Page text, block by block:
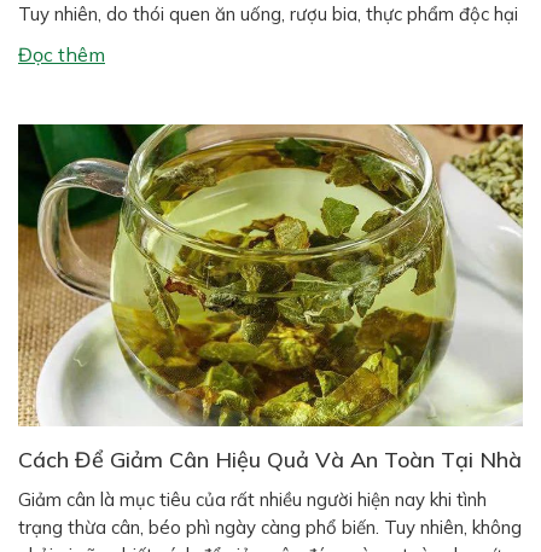
Tuy nhiên, do thói quen ăn uống, rượu bia, thực phẩm độc hại
và môi trường ô nhiễm, các bệnh về gan ngày càng phổ biến
như gan […]
Đọc thêm
Cách Để Giảm Cân Hiệu Quả Và An Toàn Tại Nhà
Giảm cân là mục tiêu của rất nhiều người hiện nay khi tình
trạng thừa cân, béo phì ngày càng phổ biến. Tuy nhiên, không